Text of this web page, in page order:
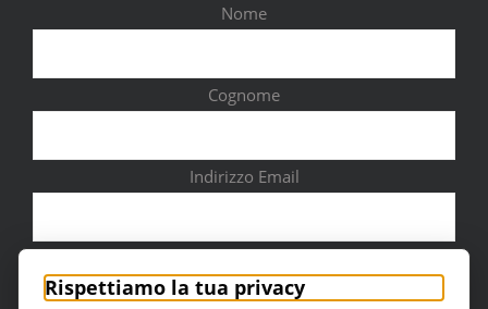
Nome
Cognome
Indirizzo Email
Rispettiamo la tua privacy